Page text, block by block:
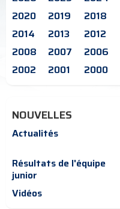
2020
2019 2018
2014
2013 2012
2008
2007 2006
2002
2001 2000
NOUVELLES
Actualités
Résultats de l'équipe
junior
Vidéos